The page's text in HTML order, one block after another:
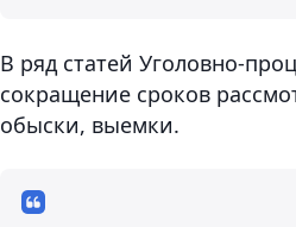
В ряд статей Уголовно-
сокращение сроков
обыски, выемки.